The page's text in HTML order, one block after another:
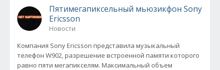
Пятимегапиксельный мьюзикфон Sony
Ericsson
Новости
Компания Sony Ericsson представила музыкальный
телефон W902, разрешение встроенной памяти которого
равно пяти мегапикселям. Максимальный объем